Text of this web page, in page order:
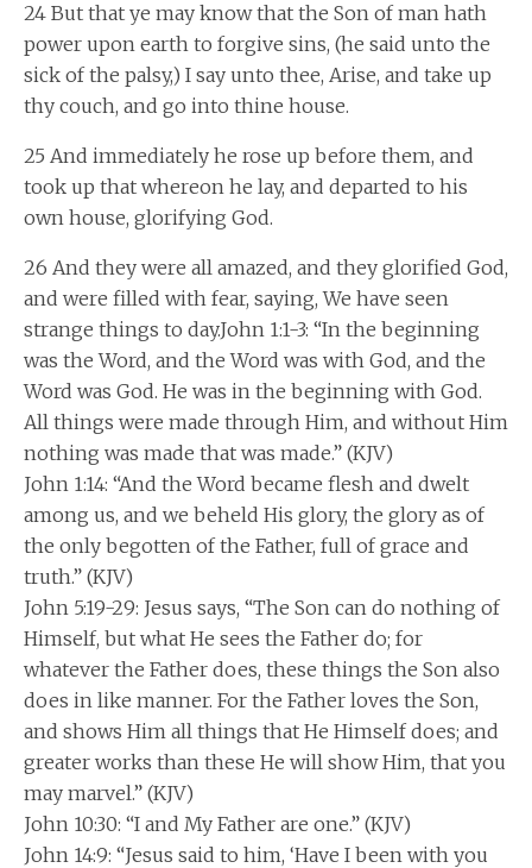
24 But that ye may know that the Son of man hath
power upon earth to forgive sins, (he said unto the
sick of the palsy,) I say unto thee, Arise, and take up
thy couch, and go into thine house.
25 And immediately he rose up before them, and
took up that whereon he lay, and departed to his
own house, glorifying God.
26 And they were all amazed, and they glorified God,
and were filled with fear, saying, We have seen
strange things to day.John 1:1-3: “In the beginning
was the Word, and the Word was with God, and the
Word was God. He was in the beginning with God.
All things were made through Him, and without Him
nothing was made that was made.” (KJV)
John 1:14: “And the Word became flesh and dwelt
among us, and we beheld His glory, the glory as of
the only begotten of the Father, full of grace and
truth.” (KJV)
John 5:19-29: Jesus says, “The Son can do nothing of
Himself, but what He sees the Father do; for
whatever the Father does, these things the Son also
does in like manner. For the Father loves the Son,
and shows Him all things that He Himself does; and
greater works than these He will show Him, that you
may marvel.” (KJV)
John 10:30: “I and My Father are one.” (KJV)
John 14:9: “Jesus said to him, ‘Have I been with you